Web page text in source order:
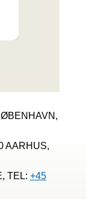
AARHUS,
TEL: +45